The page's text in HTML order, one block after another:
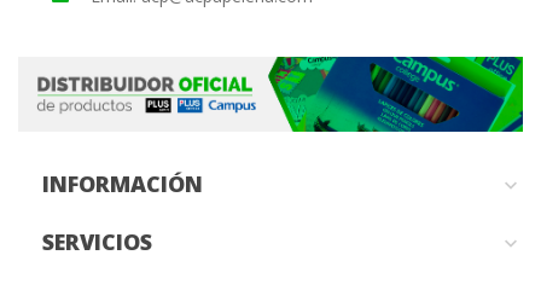
INFORMACIÓN 
SERVICIOS 